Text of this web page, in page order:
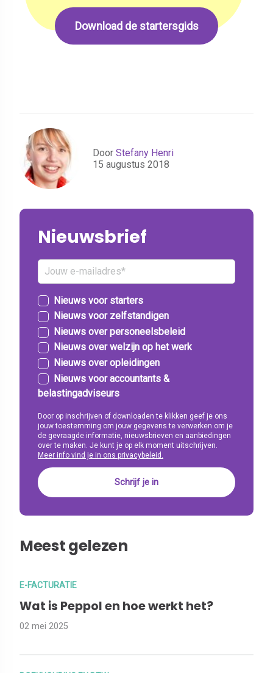
Download de startersgids
Door Stefany Henri
15 augustus 2018
Nieuwsbrief
Nieuws voor starters
Nieuws voor zelfstandigen
Nieuws over personeelsbeleid
Nieuws over welzijn op het werk
Nieuws over opleidingen
Nieuws voor accountants &
belastingadviseurs
Door op inschrijven of downloaden te klikken geef je ons
jouw toestemming om jouw gegevens te verwerken om je
de gevraagde informatie, nieuwsbrieven en aanbiedingen
over te maken. Je kunt je op elk moment uitschrijven.
Meer info vind je in ons privacybeleid.
Meest gelezen
E-FACTURATIE
Wat is Peppol en hoe werkt het?
02 mei 2025